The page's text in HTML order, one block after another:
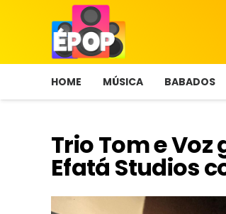
HOME MÚSICA BABADOS
Trio Tom e
Efatá Studios